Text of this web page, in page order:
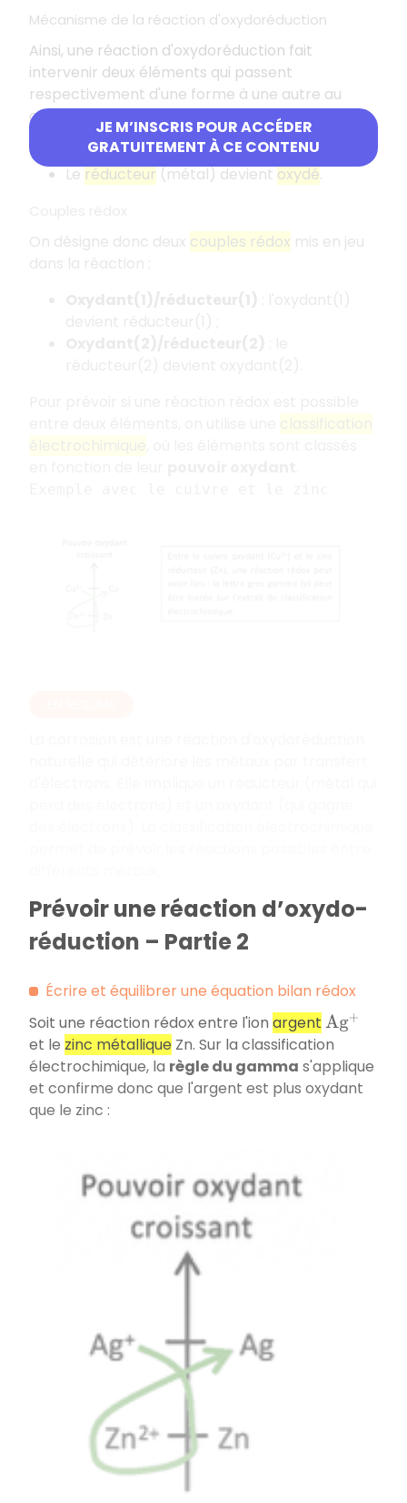
JE M’INSCRIS POUR ACCÉDER
GRATUITEMENT À CE CONTENU
Mécanisme de la réaction d'oxydoréduction
Ainsi, une réaction d'oxydoréduction fait
intervenir deux éléments qui passent
respectivement d'une forme à une autre au
cours de la réaction :
oxydantdevientréduit;
Le réducteur (métal) devient oxydé.
On désigne donc deux couples rédox mis en jeu
dans la réaction :
Prévoir une réaction d’oxydo-
réduction – Partie 2
Écrire et équilibrer une équation bilan rédox
Soit une réaction rédox entre l'ion argent Ag+
et le zinc métallique Zn. Sur la classification
électrochimique, la règle du gamma s'applique
et confirme donc que l'argent est plus oxydant
que le zinc :